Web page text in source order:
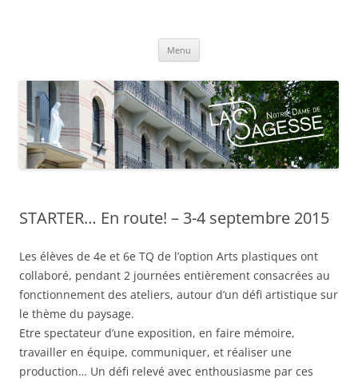
Sagesse
Menu
STARTER… En route! – 3-4 septembre 2015
Les élèves de 4e et 6e TQ de l’option Arts plastiques ont
collaboré, pendant 2 journées entièrement consacrées au
fonctionnement des ateliers, autour d’un défi artistique sur
le thème du paysage.
Etre spectateur d’une exposition, en faire mémoire,
travailler en équipe, communiquer, et réaliser une
production… Un défi relevé avec enthousiasme par ces